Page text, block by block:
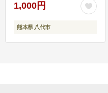
1,000円
熊本県 八代市